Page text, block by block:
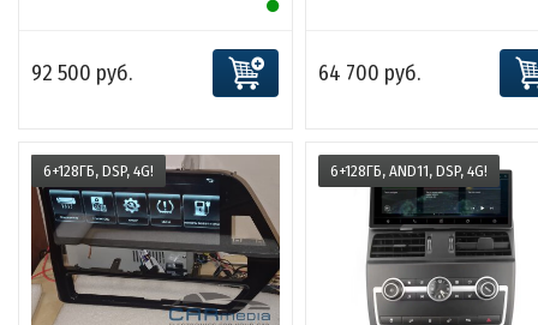
92 500 руб. 64 700 руб.
6+128ГБ, DSP, 4G! 6+128ГБ, AND11, DSP, 4G!